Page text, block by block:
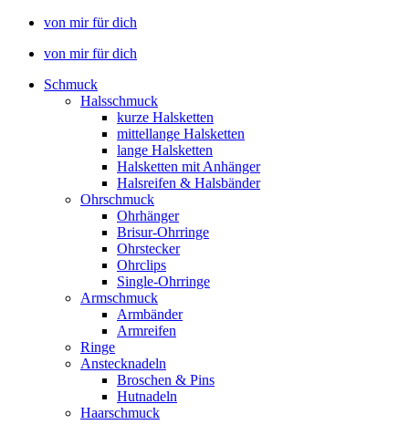
von mir für dich
von mir für dich
Schmuck
Halsschmuck
kurze Halsketten
mittellange Halsketten
lange Halsketten
Halsketten mit Anhänger
Halsreifen & Halsbänder
Ohrschmuck
Ohrhänger
Brisur-Ohrringe
Ohrstecker
Ohrclips
Single-Ohrringe
Armschmuck
Armbänder
Armreifen
Ringe
Anstecknadeln
Broschen & Pins
Hutnadeln
Haarschmuck